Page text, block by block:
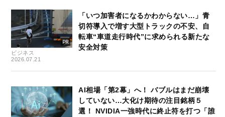
ビジネス
2026.07.21
「いつ加害者になるかわからない…」青
切符導入で増す大型トラックの不安、自
転車“車道走行時代”に求められる新たな
安全対策
AI相場「第2幕」へ！ バブルはまだ崩壊
していない…大化け期待の注目銘柄５
選！ NVIDIA一強時代に終止符を打つ「誰